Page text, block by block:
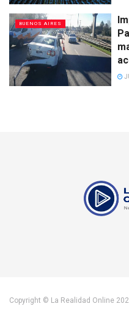
BUENOS AIRES
Copyright © La Realidad Online